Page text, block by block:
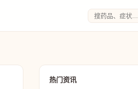
热门资讯